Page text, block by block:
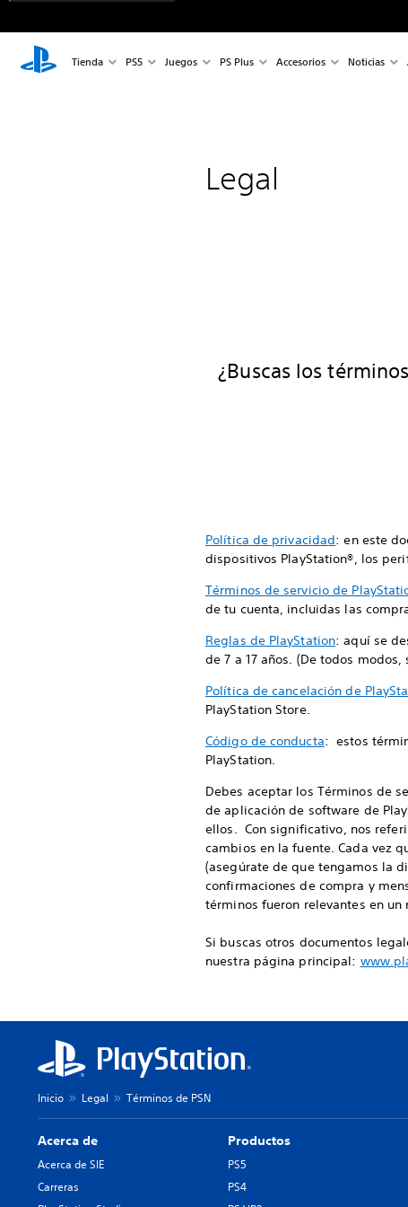
Tienda PS5 Juegos PS Plus Accesorios Noticias
Legal
¿Buscas los
Política de privacidad: en este
dispositivos PlayStation®, los
Términos de servicio de
de tu cuenta, incluidas las
Reglas de PlayStation: aquí se
de 7 a 17 años. (De todos
Política de cancelación de
PlayStation Store.
Código de conducta: estos
PlayStation.
Debes aceptar los Términos de
de aplicación de software de
ellos. Con significativo, nos
cambios en la fuente. Cada vez
(asegúrate de que tengamos la
confirmaciones de compra y
términos fueron relevantes en
Si buscas otros documentos
nuestra página principal:
Inicio Legal Términos de PSN
Acerca de
Acerca de SIE
Carreras
Productos
PS5
PS4